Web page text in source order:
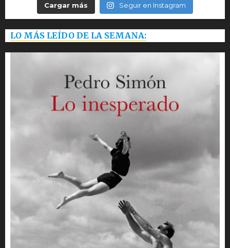
Cargar más Seguir en Instagram
LO MÁS LEÍDO DE LA SEMANA: